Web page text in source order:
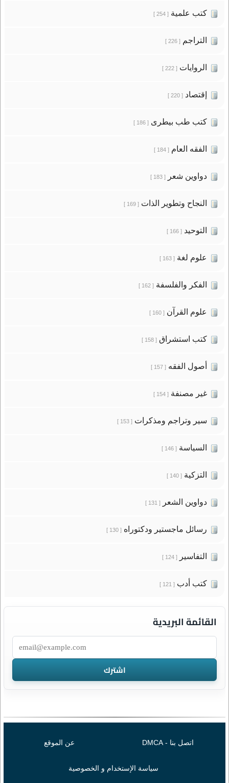
كتب علمية[ 254 ]
التراجم[ 226 ]
الروايات[ 222 ]
إقتصاد[ 220 ]
كتب طب بيطرى[ 186 ]
الفقه العام[ 184 ]
دواوين شعر[ 183 ]
النجاح وتطوير الذات[ 169 ]
التوحيد[ 166 ]
علوم لغة[ 163 ]
الفكر والفلسفة[ 162 ]
علوم القرآن[ 160 ]
كتب استشراق[ 158 ]
أصول الفقه[ 157 ]
غير مصنفة[ 154 ]
سير وتراجم ومذكرات[ 153 ]
السياسة[ 146 ]
التزكية[ 140 ]
دواوين الشعر[ 131 ]
رسائل ماجستير ودكتوراه[ 130 ]
التفاسير[ 124 ]
كتب أدب[ 121 ]
القائمة البريدية
اتصل بنا - DMCA عن الموقع
سياسة الإستخدام و الخصوصية